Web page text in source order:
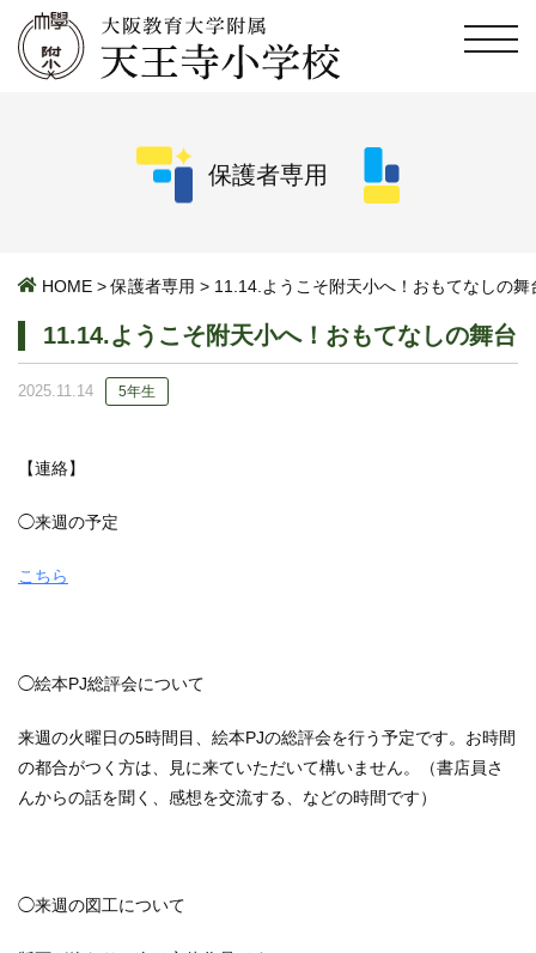
保護者専用
HOME > 保護者専用 > 11.14.ようこそ附天小へ！おもてなしの舞
11.14.ようこそ附天小へ！おもてなしの舞台
2025.11.14 5年生
【連絡】
◯来週の予定
こちら
◯絵本PJ総評会について
来週の火曜日の5時間目、絵本PJの総評会を行う予定です。お時間
の都合がつく方は、見に来ていただいて構いません。（書店員さ
んからの話を聞く、感想を交流する、などの時間です）
◯来週の図工について